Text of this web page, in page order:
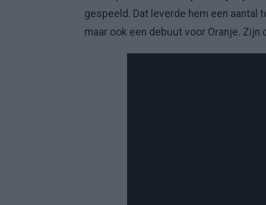
gespeeld. Dat leverde hem een aantal
maar ook een debuut voor Oranje.